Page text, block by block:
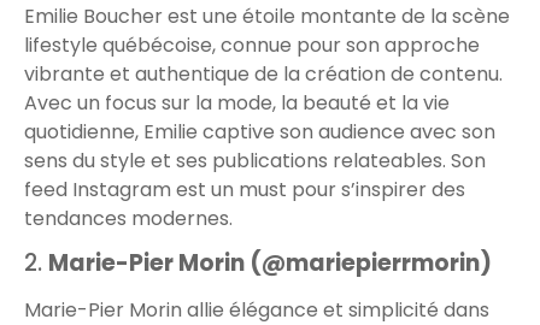
Emilie Boucher est une étoile montante de la scène
lifestyle québécoise, connue pour son approche
vibrante et authentique de la création de contenu.
Avec un focus sur la mode, la beauté et la vie
quotidienne, Emilie captive son audience avec son
sens du style et ses publications relateables. Son
feed Instagram est un must pour s’inspirer des
tendances modernes.
2. Marie-Pier Morin (@mariepierrmorin)
Marie-Pier Morin allie élégance et simplicité dans